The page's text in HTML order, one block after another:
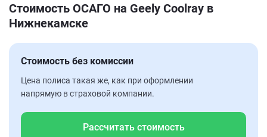
Стоимость ОСАГО на Geely Coolray в
Нижнекамске
Стоимость без комиссии
Цена полиса такая же, как при оформлении
напрямую в страховой компании.
Рассчитать стоимость